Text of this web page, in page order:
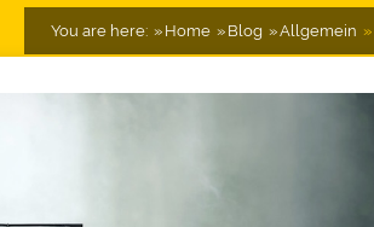
You are here: Home Blog Allgemein